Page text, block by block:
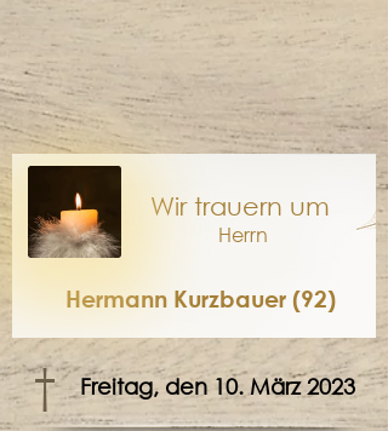
Wir trauern um
Hermann Kurzbauer (92)
Herrn
Freitag, den 10. März 2023
†